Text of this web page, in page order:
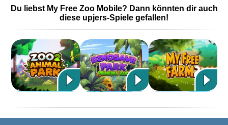
Du liebst My Free Zoo Mobile? Dann könnten dir auch
diese upjers-Spiele gefallen!